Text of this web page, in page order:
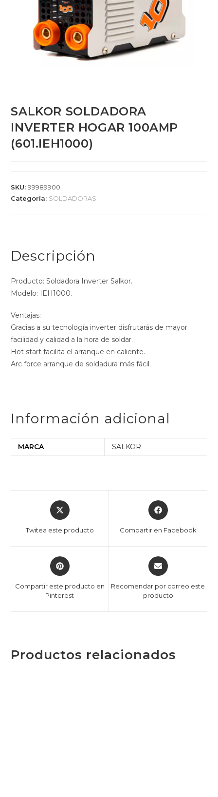
SALKOR SOLDADORA
INVERTER HOGAR 100AMP
(601.IEH1000)
SKU:99989900
Categoría: SOLDADORAS
Descripción
Producto: Soldadora Inverter Salkor.
Modelo: IEH1000.
Ventajas:
Gracias a su tecnología inverter disfrutarás de mayor
facilidad y calidad a la hora de soldar.
Hot start facilita el arranque en caliente.
Arc force arranque de soldadura más fácil.
Información adicional
MARCA SALKOR
Twitea este producto Compartir en Facebook
Compartir este producto en
Pinterest
Recomendar por correo este
producto
Productos relacionados